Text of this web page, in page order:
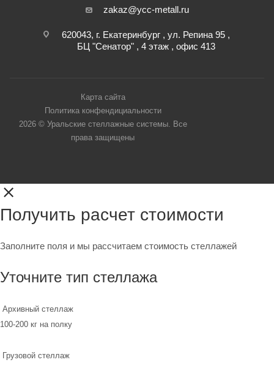
zakaz@ycc-metall.ru
620043, г. Екатеринбург , ул. Репина 95 ,
БЦ "Сенатор" , 4 этаж , офис 413
Карта сайта
Политика конфендициальности
2026 © Уральские стеллажные системы. Все
права защищены
Получить расчет стоимости
Заполните поля и мы рассчитаем стоимость стеллажей
Уточните тип стеллажа
Архивный стеллаж
100-200 кг на полку
Грузовой стеллаж